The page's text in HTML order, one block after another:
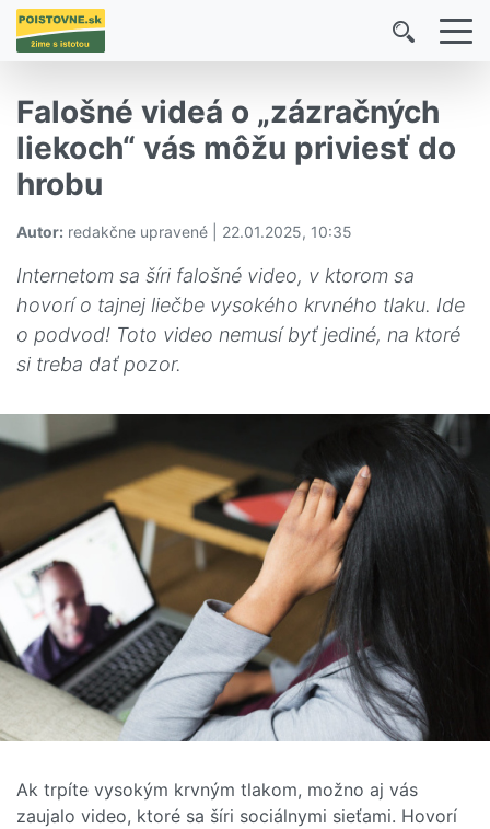
Falošné videá o „zázračných
liekoch“ vás môžu priviesť do
hrobu
Autor: redakčne upravené | 22.01.2025, 10:35
Internetom sa šíri falošné video, v ktorom sa
hovorí o tajnej liečbe vysokého krvného tlaku. Ide
o podvod! Toto video nemusí byť jediné, na ktoré
si treba dať pozor.
Ak trpíte vysokým krvným tlakom, možno aj vás
zaujalo video, ktoré sa šíri sociálnymi sieťami. Hovorí